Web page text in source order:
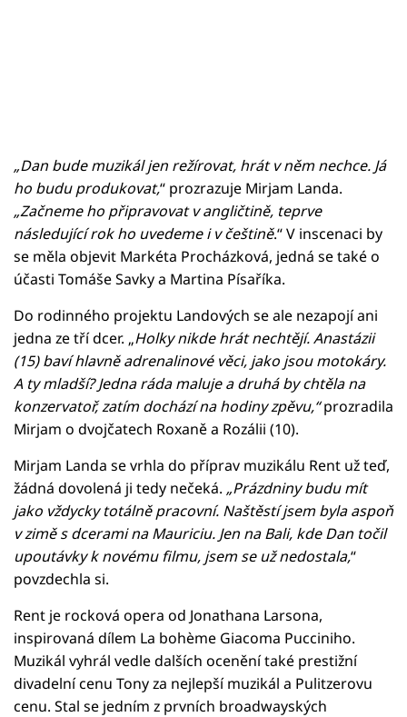
„Dan bude muzikál jen režírovat, hrát v něm nechce. Já
ho budu produkovat,“ prozrazuje Mirjam Landa.
„Začneme ho připravovat v angličtině, teprve
následující rok ho uvedeme i v češtině.“ V inscenaci by
se měla objevit Markéta Procházková, jedná se také o
účasti Tomáše Savky a Martina Písaříka.
Do rodinného projektu Landových se ale nezapojí ani
jedna ze tří dcer. „Holky nikde hrát nechtějí. Anastázii
(15) baví hlavně adrenalinové věci, jako jsou motokáry.
A ty mladší? Jedna ráda maluje a druhá by chtěla na
konzervatoř, zatím dochází na hodiny zpěvu,“prozradila
Mirjam o dvojčatech Roxaně a Rozálii (10).
Mirjam Landa se vrhla do příprav muzikálu Rent už teď,
žádná dovolená ji tedy nečeká. „Prázdniny budu mít
jako vždycky totálně pracovní. Naštěstí jsem byla aspoň
v zimě s dcerami na Mauriciu. Jen na Bali, kde Dan točil
upoutávky k novému filmu, jsem se už nedostala,“
povzdechla si.
Rent je rocková opera od Jonathana Larsona,
inspirovaná dílem La bohème Giacoma Pucciniho.
Muzikál vyhrál vedle dalších ocenění také prestižní
divadelní cenu Tony za nejlepší muzikál a Pulitzerovu
cenu. Stal se jedním z prvních broadwayských